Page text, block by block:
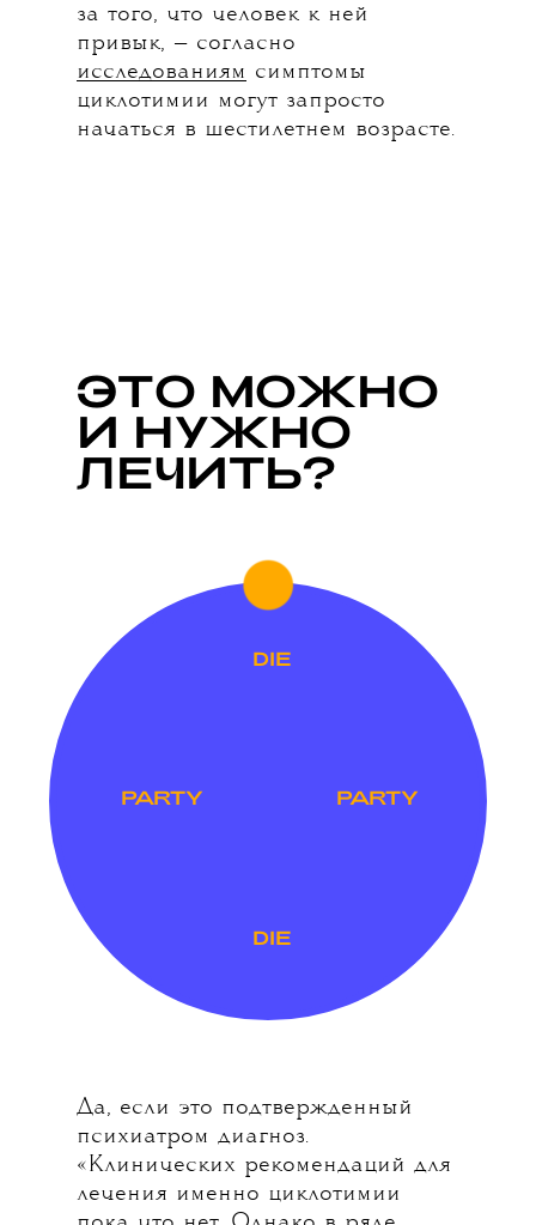
за того, что человек к ней
привык, — согласно
исследованиям симптомы
циклотимии могут запросто
начаться в шестилетнем возрасте.
ЭТО МОЖНО
И НУЖНО
ЛЕЧИТЬ?
DIE
PARTY PARTY
DIE
Да, если это подтвержденный
психиатром диагноз.
«Клинических рекомендаций для
лечения именно циклотимии